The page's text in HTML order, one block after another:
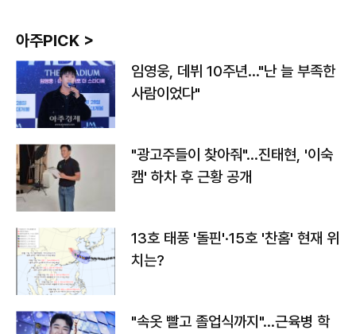
아주PICK >
임영웅, 데뷔 10주년…"난 늘 부족한
사람이었다"
"광고주들이 찾아줘"…진태현, '이숙
캠' 하차 후 근황 공개
13호 태풍 '돌핀'·15호 '찬홈' 현재 위
치는?
"속옷 빨고 졸업식까지"…근육병 학